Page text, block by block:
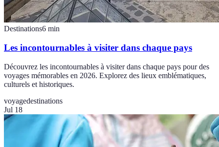
Destinations6 min
Les incontournables à visiter dans chaque pays
Découvrez les incontournables à visiter dans chaque pays pour des
voyages mémorables en 2026. Explorez des lieux emblématiques,
culturels et historiques.
voyagedestinations
Jul 18